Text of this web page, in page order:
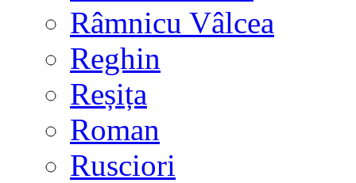
Râmnicu Vâlcea
Reghin
Reșița
Roman
Rusciori